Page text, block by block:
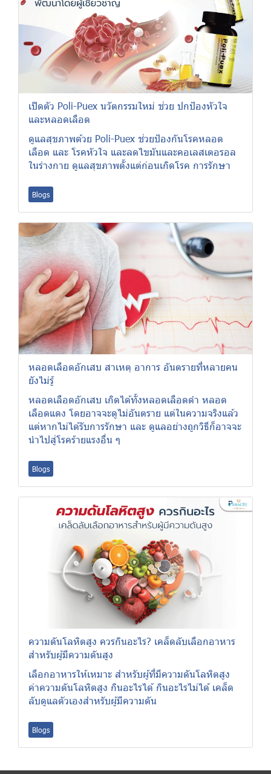
เปิดตัว Poli-Puex นวัตกรรมใหม่ ช่วย ปกป้องหัวใจ
และหลอดเลือด
ดูแลสุขภาพด้วย Poli-Puex ช่วยป้องกันโรคหลอด
เลือด และ โรคหัวใจ และลดไขมันและคอเลสเตอรอล
ในร่างกาย ดูแลสุขภาพตั้งแต่ก่อนเกิดโรค การรักษา
Blogs
หลอดเลือดอักเสบ สาเหตุ อาการ อันตรายที่หลายคน
ยังไม่รู้
หลอดเลือดอักเสบ เกิดได้ทั้งหลอดเลือดดำ หลอด
เลือดแดง โดยอาจจะดูไม่อันตราย แต่ในความจริงแล้ว
แต่หากไม่ได้รับการรักษา และ ดูแลอย่างถูกวิธีก็อาจจะ
นำไปสู่โรคร้ายแรงอื่น ๆ
Blogs
ความดันโลหิตสูง ควรกินอะไร? เคล็ดลับเลือกอาหาร
สำหรับผู้มีความดันสูง
เลือกอาหารให้เหมาะ สำหรับผู้ที่มีความดันโลหิตสูง
ค่าความดันโลหิตสูง กินอะไรได้ กินอะไรไม่ได้ เคล็ด
ลับดูแลตัวเองสำหรับผู้มีความดัน
Blogs